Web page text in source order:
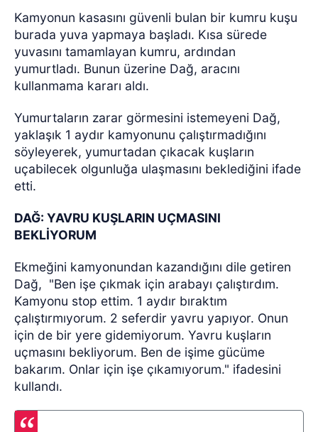
Kamyonun kasasını güvenli bulan bir kumru kuşu
burada yuva yapmaya başladı. Kısa sürede
yuvasını tamamlayan kumru, ardından
yumurtladı. Bunun üzerine Dağ, aracını
kullanmama kararı aldı.
Yumurtaların zarar görmesini istemeyeni Dağ,
yaklaşık 1 aydır kamyonunu çalıştırmadığını
söyleyerek, yumurtadan çıkacak kuşların
uçabilecek olgunluğa ulaşmasını beklediğini ifade
etti.
DAĞ: YAVRU KUŞLARIN UÇMASINI
BEKLİYORUM
Ekmeğini kamyonundan kazandığını dile getiren
Dağ, "Ben işe çıkmak için arabayı çalıştırdım.
Kamyonu stop ettim. 1 aydır bıraktım
çalıştırmıyorum. 2 seferdir yavru yapıyor. Onun
için de bir yere gidemiyorum. Yavru kuşların
uçmasını bekliyorum. Ben de işime gücüme
bakarım. Onlar için işe çıkamıyorum." ifadesini
kullandı.